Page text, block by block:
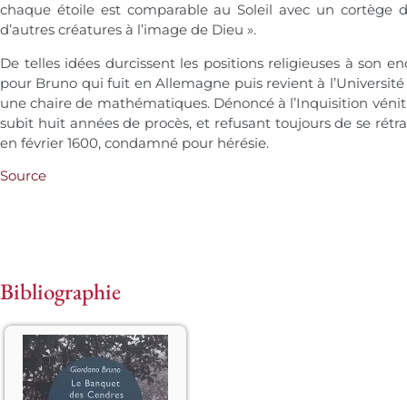
chaque étoileest comparable au Soleil avec un cortège
d’autres créatures à l’image de Dieu ».
De telles idées durcissent les positions religieuses à son
pour Bruno qui fuit en Allemagne puis revient à l’Université
une chaire de mathématiques. Dénoncé à l’Inquisition
subit huit années de procès, et refusant toujours de se
en février 1600, condamné pour hérésie.
Source
Bibliographie
Le
Banquet des